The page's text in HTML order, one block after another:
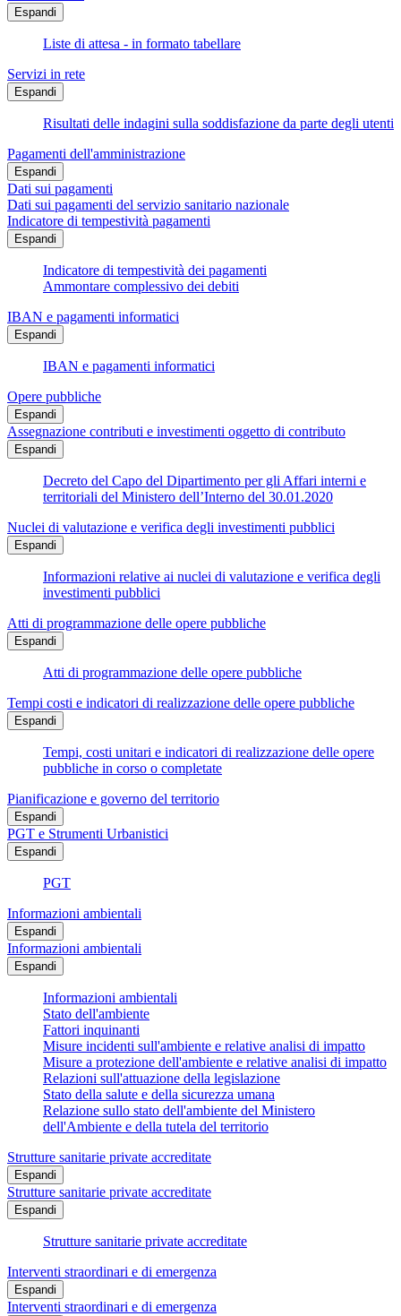
Espandi
Liste di attesa - in formato tabellare
Servizi in rete
Espandi
Risultati delle indagini sulla soddisfazione da parte degli utenti
Pagamenti dell'amministrazione
Espandi
Dati sui pagamenti
Dati sui pagamenti del servizio sanitario nazionale
Indicatore di tempestività pagamenti
Espandi
Indicatore di tempestività dei pagamenti
Ammontare complessivo dei debiti
IBAN e pagamenti informatici
Espandi
IBAN e pagamenti informatici
Opere pubbliche
Espandi
Assegnazione contributi e investimenti oggetto di contributo
Espandi
Decreto del Capo del Dipartimento per gli Affari interni e
territoriali del Ministero dell’Interno del 30.01.2020
Nuclei di valutazione e verifica degli investimenti pubblici
Espandi
Informazioni relative ai nuclei di valutazione e verifica degli
investimenti pubblici
Atti di programmazione delle opere pubbliche
Espandi
Atti di programmazione delle opere pubbliche
Tempi costi e indicatori di realizzazione delle opere pubbliche
Espandi
Tempi, costi unitari e indicatori di realizzazione delle opere
pubbliche in corso o completate
Pianificazione e governo del territorio
Espandi
PGT e Strumenti Urbanistici
Espandi
PGT
Informazioni ambientali
Espandi
Informazioni ambientali
Espandi
Informazioni ambientali
Stato dell'ambiente
Fattori inquinanti
Misure incidenti sull'ambiente e relative analisi di impatto
Misure a protezione dell'ambiente e relative analisi di impatto
Relazioni sull'attuazione della legislazione
Stato della salute e della sicurezza umana
Relazione sullo stato dell'ambiente del Ministero
dell'Ambiente e della tutela del territorio
Strutture sanitarie private accreditate
Espandi
Strutture sanitarie private accreditate
Espandi
Strutture sanitarie private accreditate
Interventi straordinari e di emergenza
Espandi
Interventi straordinari e di emergenza